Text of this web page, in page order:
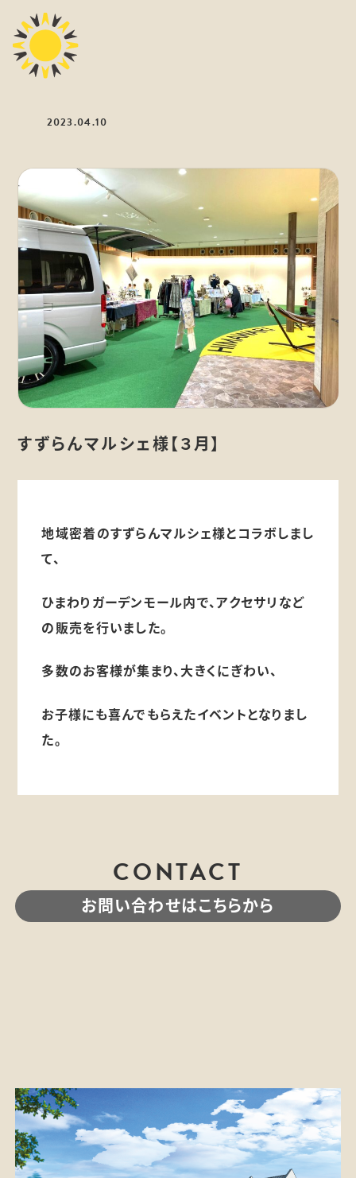
2023.04.10
すずらんマルシェ様【３月】
地域密着のすずらんマルシェ様とコラボしまし
て、
ひまわりガーデンモール内で、アクセサリなど
の販売を行いました。
多数のお客様が集まり、大きくにぎわい、
お子様にも喜んでもらえたイベントとなりまし
た。
CONTACT
お問い合わせはこちらから